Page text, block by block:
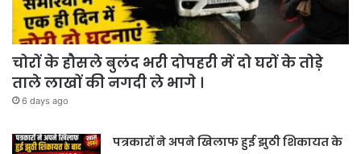
चोरों के हौसले बुलंद भरी दोपहरी में दो घरों के तोड़े
ताले लाखों की नगदी ले भागे ।
6 days ago
पत्रकारों ने अपने खिलाफ हुई झुठी शिकायत के